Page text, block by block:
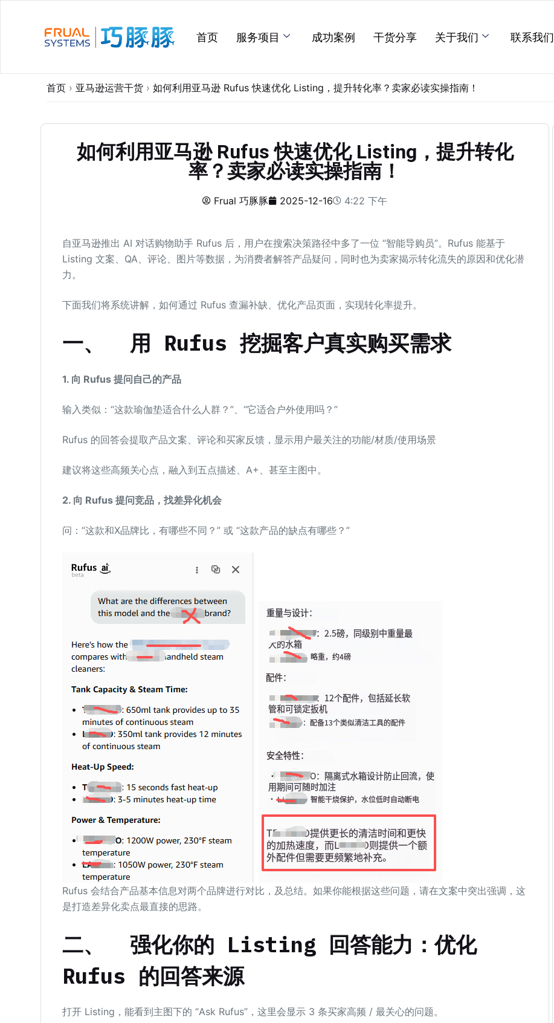
首页 服务项目 成功案例 干货分享 关于我们 联系我们
首页 › 亚马逊运营干货 › 如何利用亚马逊 Rufus 快速优化 Listing，提升转化率？卖家必读实操指南！
如何利用亚马逊 Rufus 快速优化 Listing，提升转化
率？卖家必读实操指南！
Frual 巧豚豚 2025-12-16 4:22 下午
自亚马逊推出 AI 对话购物助手 Rufus 后，用户在搜索决策路径中多了一位 “智能导购员”。Rufus 能基于
Listing 文案、QA、评论、图片等数据，为消费者解答产品疑问，同时也为卖家揭示转化流失的原因和优化潜
力。
下面我们将系统讲解，如何通过 Rufus 查漏补缺、优化产品页面，实现转化率提升。
一、 用 Rufus 挖掘客户真实购买需求
1. 向 Rufus 提问自己的产品
输入类似：“这款瑜伽垫适合什么人群？”、“它适合户外使用吗？”
Rufus 的回答会提取产品文案、评论和买家反馈，显示用户最关注的功能/材质/使用场景
建议将这些高频关心点，融入到五点描述、A+、甚至主图中。
2. 向 Rufus 提问竞品，找差异化机会
问：“这款和X品牌比，有哪些不同？” 或 “这款产品的缺点有哪些？”
Rufus 会结合产品基本信息对两个品牌进行对比，及总结。如果你能根据这些问题，请在文案中突出强调，这
是打造差异化卖点最直接的思路。
二、 强化你的 Listing 回答能力：优化
Rufus 的回答来源
打开 Listing，能看到主图下的 “Ask Rufus”，这里会显示 3 条买家高频 / 最关心的问题。